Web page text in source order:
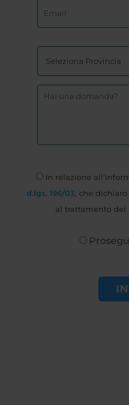
In relazione
d.lgs. 196/03, che
al trattamento dei